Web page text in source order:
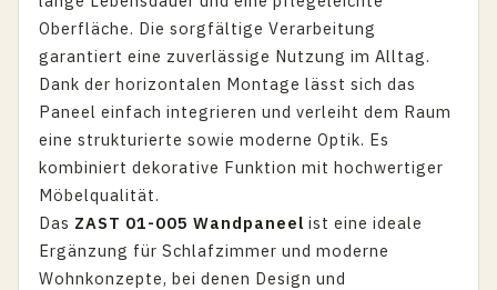
Oberfläche. Die sorgfältige Verarbeitung
garantiert eine zuverlässige Nutzung im Alltag.
Dank der horizontalen Montage lässt sich das
Paneel einfach integrieren und verleiht dem Raum
eine strukturierte sowie moderne Optik. Es
kombiniert dekorative Funktion mit hochwertiger
Möbelqualität.
Das ZAST 01-005 Wandpaneel ist eine ideale
Ergänzung für Schlafzimmer und moderne
Wohnkonzepte, bei denen Design und